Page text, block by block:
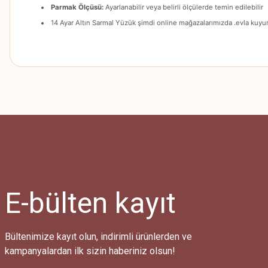
Parmak Ölçüsü: Ayarlanabilir veya belirli ölçülerde temin edilebilir
14 Ayar Altın Sarmal Yüzük şimdi online mağazalarımızda .evla
Bu ürüne benzer farklı alternatifler olmalı.
E-bülten kayıt
Bültenimize kayıt olun, indirimli ürünlerden ve
kampanyalardan ilk sizin haberiniz olsun!